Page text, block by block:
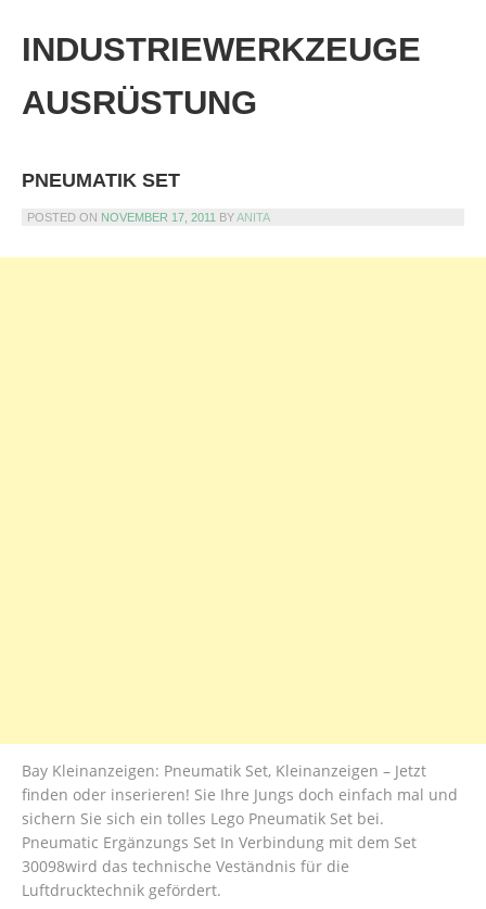
content
INDUSTRIEWERKZEUGE
AUSRÜSTUNG
PNEUMATIK SET
POSTED ON NOVEMBER 17, 2011 BYANITA
Bay Kleinanzeigen: Pneumatik Set, Kleinanzeigen – Jetzt
finden oder inserieren! Sie Ihre Jungs doch einfach mal und
sichern Sie sich ein tolles Lego Pneumatik Set bei.
Pneumatic Ergänzungs Set In Verbindung mit dem Set
30098wird das technische Veständnis für die
Luftdrucktechnik gefördert.